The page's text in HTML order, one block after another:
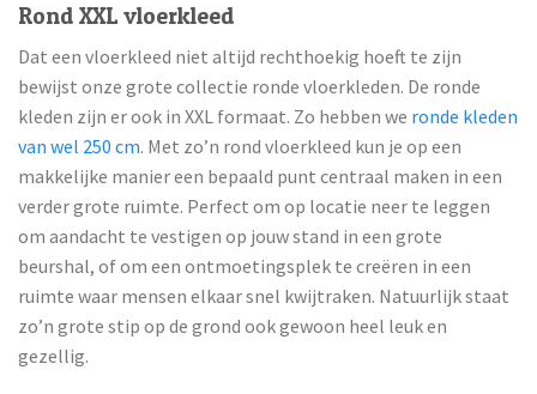
Rond XXL vloerkleed
Dat een vloerkleed niet altijd rechthoekig hoeft te zijn
bewijst onze grote collectie ronde vloerkleden. De ronde
kleden zijn er ook in XXL formaat. Zo hebben we ronde kleden
van wel 250 cm. Met zo’n rond vloerkleed kun je op een
makkelijke manier een bepaald punt centraal maken in een
verder grote ruimte. Perfect om op locatie neer te leggen
om aandacht te vestigen op jouw stand in een grote
beurshal, of om een ontmoetingsplek te creëren in een
ruimte waar mensen elkaar snel kwijtraken. Natuurlijk staat
zo’n grote stip op de grond ook gewoon heel leuk en
gezellig.